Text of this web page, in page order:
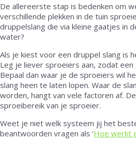
De allereerste stap is bedenken om
verschillende plekken in de tuin
druppelslang die via kleine gaatjes in
water?
Als je kiest voor een druppel slang is
Leg je liever sproeiers aan, zodat
Bepaal dan waar je de sproeiers wil
slang heen te laten lopen. Waar de
worden, hangt van vele factoren af.
sproeibereik van je sproeier.
Weet je niet welk systeem jij het
beantwoorden vragen als ‘Hoe werkt